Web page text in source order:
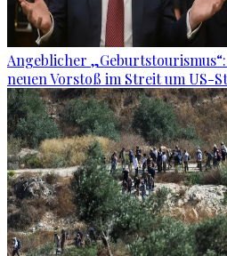
Angeblicher
neuen Vorstoß im Streit um US-